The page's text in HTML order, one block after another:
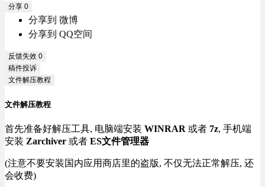
分享 0
分享到 微博
分享到 QQ空间
反馈失效 0
稿件投诉
文件解压教程
文件解压教程
首先准备好解压工具, 电脑端安装 WINRAR 或者 7z, 手机端
安装 Zarchiver 或者 ES文件管理器
(注意不要安装国内应用商店里的盗版, 不仅无法正常解压, 还
会收费)